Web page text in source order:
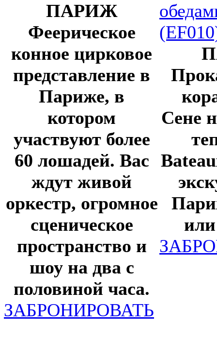
ПАРИЖ
Феерическое
конное цирковое
представление в
Париже, в
котором
участвуют более
60 лошадей. Вас
ждут живой
оркестр, огромное
сценическое
пространство и
шоу на два с
половиной часа.
ЗАБРОНИРОВАТЬ
Сене